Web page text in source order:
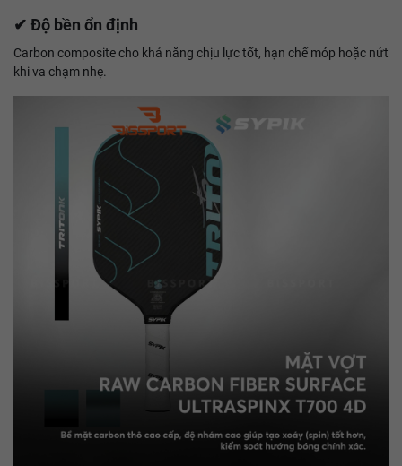
✔ Độ bền ổn định
Carbon composite cho khả năng chịu lực tốt, hạn chế móp hoặc nứt
khi va chạm nhẹ.